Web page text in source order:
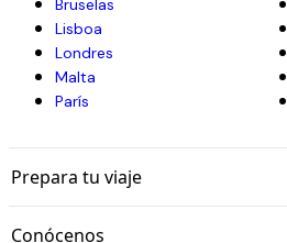
París
Prepara tu viaje
Conócenos
Condiciones· Privacidad
© 2026 VYE Servicios Educativos 2009 S.L. ·